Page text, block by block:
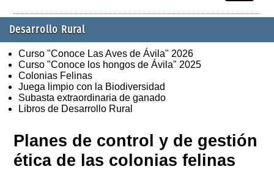
Desarrollo Rural
Curso "Conoce Las Aves de Ávila" 2026
Curso "Conoce los hongos de Ávila" 2025
Colonias Felinas
Juega limpio con la Biodiversidad
Subasta extraordinaria de ganado
Libros de Desarrollo Rural
Planes de control y de gestión
ética de las colonias felinas